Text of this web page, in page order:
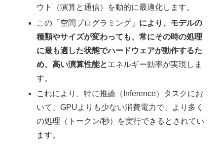
ウト（演算と通信）を動的に最適化します。
この「空間プログラミング」 により、モデルの
種類やサイズが変わっても、常にその時の処理
に最も適した状態でハードウェアが動作するた
め、高い演算性能とエネルギー効率が実現しま
す。
これにより、特に推論（Inference）タスクにお
いて、GPUよりも少ない消費電力で、より多く
の処理（トークン/秒）を実行できるとされてい
ます。